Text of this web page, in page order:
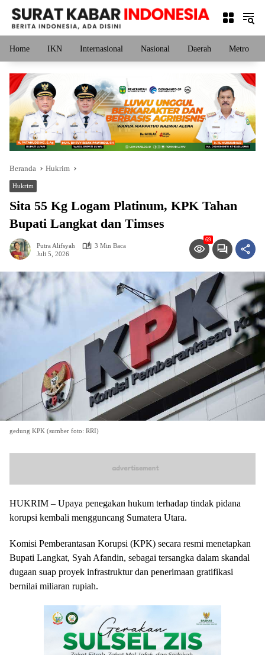
Langsung
konten
Home IKN Internasional Nasional Daerah Metro
Beranda Hukrim
Hukrim
Sita 55 Kg Logam Platinum, KPK Tahan
Bupati Langkat dan Timses
Putra Alifsyah
3 Min Baca
Juli 5, 2026
69
gedung KPK (sumber foto: RRI)
HUKRIM – Upaya penegakan hukum terhadap tindak pidana
korupsi kembali mengguncang Sumatera Utara.
Komisi Pemberantasan Korupsi (KPK) secara resmi menetapkan
Bupati Langkat, Syah Afandin, sebagai tersangka dalam skandal
dugaan suap proyek infrastruktur dan penerimaan gratifikasi
bernilai miliaran rupiah.